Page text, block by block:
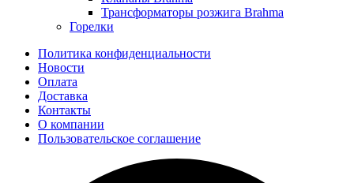
Трансформаторы розжига Brahma
Горелки
Политика конфиденциальности
Новости
Оплата
Доставка
Контакты
О компании
Пользовательское соглашение